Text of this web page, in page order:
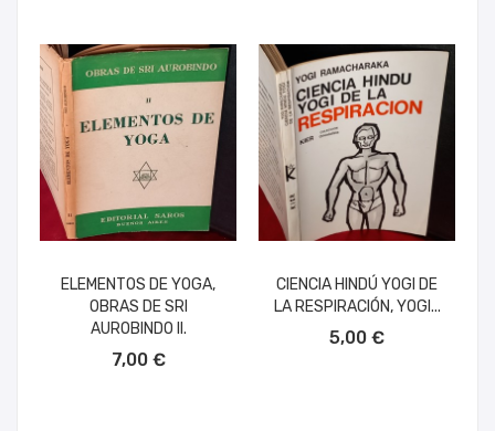
ELEMENTOS DE YOGA,
OBRAS DE SRI
AUROBINDO II.
7,00 €
CIENCIA HINDÚ YOGI DE
LA RESPIRACIÓN, YOGI...
5,00 €